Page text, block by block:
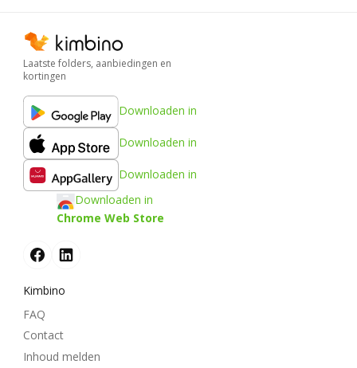
Laatste folders, aanbiedingen en
kortingen
Downloaden in
Downloaden in
Downloaden in
Downloaden in
Chrome Web Store
Kimbino
FAQ
Contact
Inhoud melden